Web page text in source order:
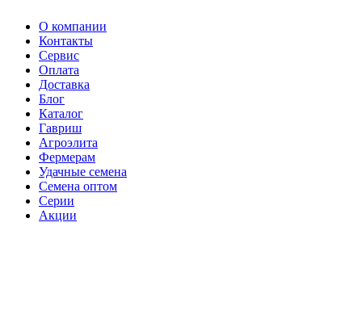
О компании
Контакты
Сервис
Оплата
Доставка
Блог
Каталог
Гавриш
Агроэлита
Фермерам
Удачные семена
Семена оптом
Серии
Акции